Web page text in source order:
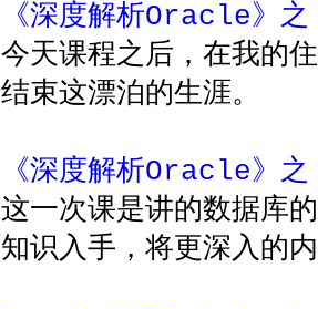
《深度解析Oracle》之
今天课程之后，在我的
结束这漂泊的生涯。
《深度解析Oracle》
这一次课是讲的数据库
知识入手，将更深入的